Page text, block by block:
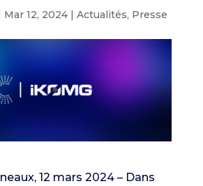
Mar 12, 2024| Actualités, Presse
12 mars 2024 – Dans